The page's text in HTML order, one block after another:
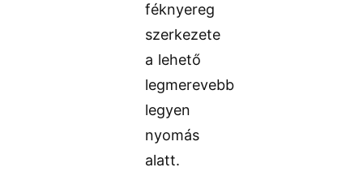
féknyereg
szerkezete
a lehető
legmerevebb
legyen
nyomás
alatt.